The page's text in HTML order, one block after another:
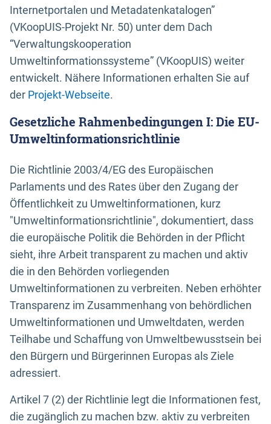
Internetportalen und Metadatenkatalogen”
(VKoopUIS-Projekt Nr. 50) unter dem Dach
“Verwaltungskooperation
Umweltinformationssysteme” (VKoopUIS) weiter
entwickelt. Nähere Informationen erhalten Sie auf
der Projekt-Webseite.
Gesetzliche Rahmenbedingungen I: Die EU-
Umweltinformationsrichtlinie
Die Richtlinie 2003/4/EG des Europäischen
Parlaments und des Rates über den Zugang der
Öffentlichkeit zu Umweltinformationen, kurz
"Umweltinformationsrichtlinie", dokumentiert, dass
die europäische Politik die Behörden in der Pflicht
sieht, ihre Arbeit transparent zu machen und aktiv
die in den Behörden vorliegenden
Umweltinformationen zu verbreiten. Neben erhöhter
Transparenz im Zusammenhang von behördlichen
Umweltinformationen und Umweltdaten, werden
Teilhabe und Schaffung von Umweltbewusstsein bei
den Bürgern und Bürgerinnen Europas als Ziele
adressiert.
Artikel 7 (2) der Richtlinie legt die Informationen fest,
die zugänglich zu machen bzw. aktiv zu verbreiten